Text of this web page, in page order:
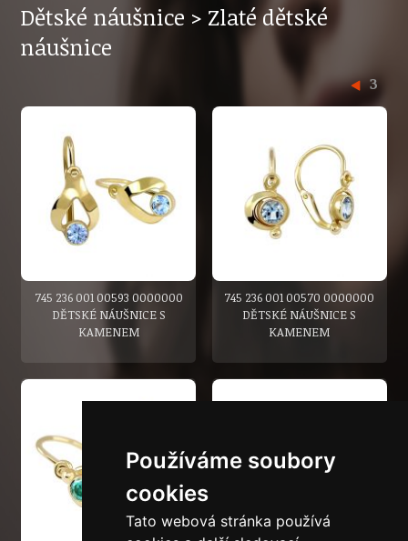
Používáme soubory
cookies
Tato webová stránka používá
Dětské náušnice > Zlaté dětské
náušnice
3
745 236 001 00593 0000000
DĚTSKÉ NÁUŠNICE S
KAMENEM
745 236 001 00570 0000000
DĚTSKÉ NÁUŠNICE S
KAMENEM